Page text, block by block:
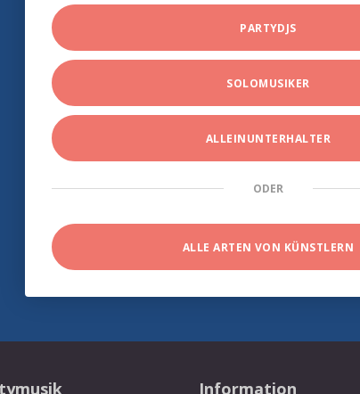
PARTYDJS
SOLOMUSIKER
ALLEINUNTERHALTER
ODER
ALLE ARTEN VON KÜNSTLERN
Information